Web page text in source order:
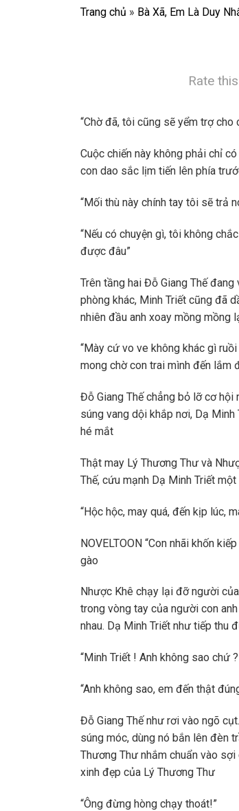
Trang chủ » Bà Xã, Em Là Duy
Rate
“Chờ đã, tôi cũng sẽ yểm trợ
Cuộc chiến này không phải chỉ
con dao sắc lịm tiến lên phía
“Mối thù này chính tay tôi sẽ trả
“Nếu có chuyện gì, tôi không
được đâu”
Trên tầng hai Đỗ Giang Thế
phòng khác, Minh Triết cũng đã
nhiên đầu anh xoay mồng mồng
“Mày cứ vo ve không khác gì
mong chờ con trai mình đến lắm
Đỗ Giang Thế chẳng bỏ lỡ cơ hội
súng vang dội khắp nơi, Dạ
hé mắt
Thật may Lý Thương Thư và
Thế, cứu mạnh Dạ Minh Triết
“Hộc hộc, may quá, đến kịp lúc,
NOVELTOON “Con nhãi khốn
gào
Nhược Khê chạy lại đỡ người
trong vòng tay của người con
nhau. Dạ Minh Triết như tiếp thu
“Minh Triết ! Anh không sao chứ
“Anh không sao, em đến thật
Đỗ Giang Thế như rơi vào ngõ
súng móc, dùng nó bắn lên đèn
Thương Thư nhắm chuẩn vào
xinh đẹp của Lý Thương Thư
“Ông đừng hòng chạy thoát!”